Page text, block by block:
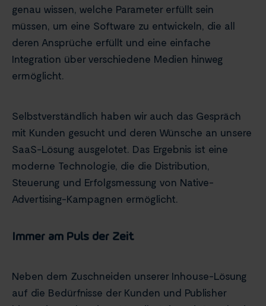
genau wissen, welche Parameter erfüllt sein
müssen, um eine Software zu entwickeln, die all
deren Ansprüche erfüllt und eine einfache
Integration über verschiedene Medien hinweg
ermöglicht.
Selbstverständlich haben wir auch das Gespräch
mit Kunden gesucht und deren Wünsche an unsere
SaaS-Lösung ausgelotet. Das Ergebnis ist eine
moderne Technologie, die die Distribution,
Steuerung und Erfolgsmessung von Native-
Advertising-Kampagnen ermöglicht.
Immer am Puls der Zeit
Neben dem Zuschneiden unserer Inhouse-Lösung
auf die Bedürfnisse der Kunden und Publisher